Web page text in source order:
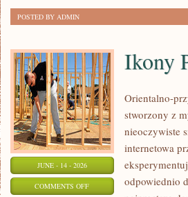
POSTED BY ADMIN
JUNE - 14 - 2026
COMMENTS OFFON
Ikony
Orientalno-
stworzony z
nieoczywiste
internetowa
odpowiednio